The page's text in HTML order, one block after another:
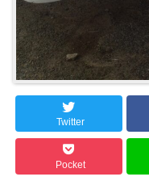
Twitter
Pocket